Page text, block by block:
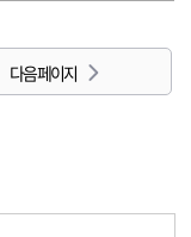
다음 페이지